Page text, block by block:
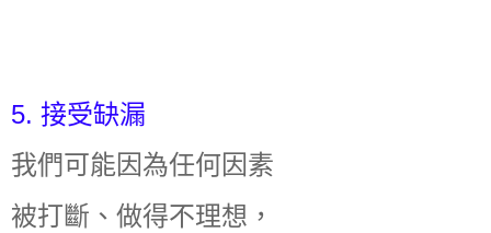
5. 接受缺漏
我們可能因為任何因素
被打斷、做得不理想，